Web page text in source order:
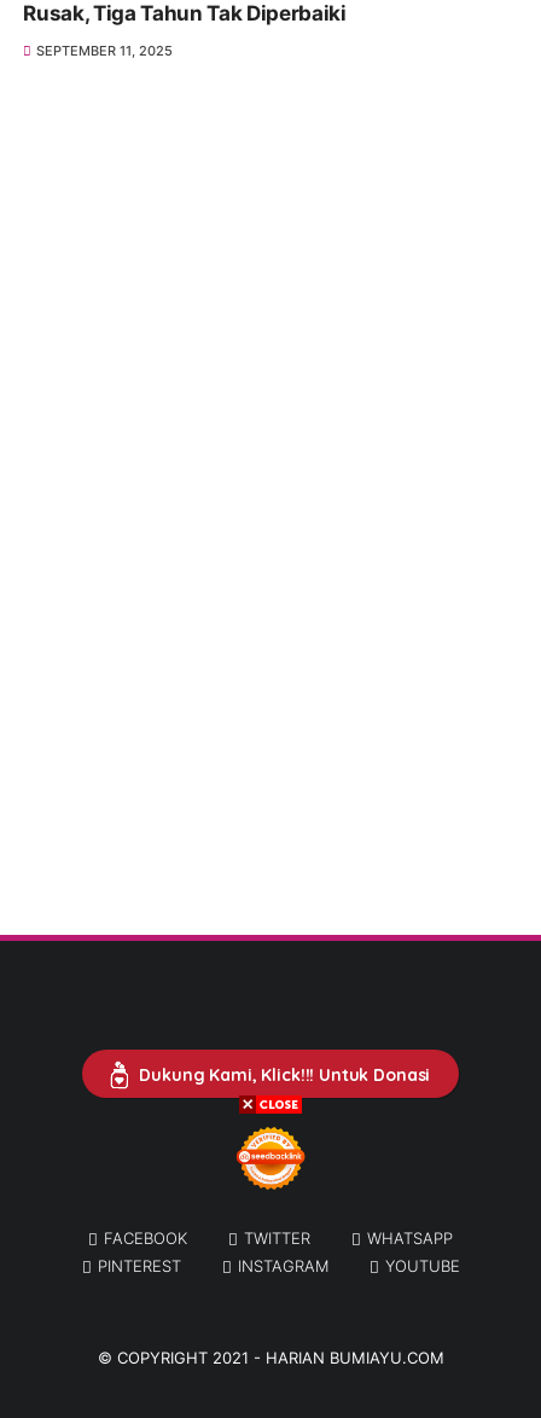
Rusak, Tiga Tahun Tak Diperbaiki
SEPTEMBER 11, 2025
Dukung Kami, Klick!!! Untuk Donasi
FACEBOOK TWITTER
WHATSAPP
PINTEREST
INSTAGRAM YOUTUBE
© COPYRIGHT 2021 - HARIAN BUMIAYU.COM